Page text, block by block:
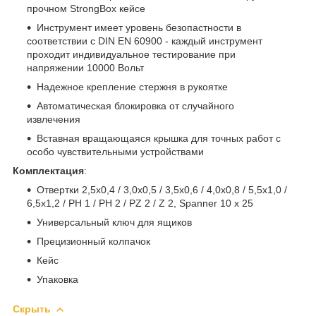
прочном StrongBox кейсе
Инструмент имеет уровень безопастности в
соответствии с DIN EN 60900 - каждый инструмент
проходит индивидуальное тестирование при
напряжении 10000 Вольт
Надежное крепление стержня в рукоятке
Автоматическая блокировка от случайного
извлечения
Вставная вращающаяся крышка для точных работ с
особо чувствительными устройствами
Комплектация:
Отвертки 2,5x0,4 / 3,0x0,5 / 3,5x0,6 / 4,0x0,8 / 5,5x1,0 /
6,5x1,2 / PH 1 / PH 2 / PZ 2 / Z 2, Spanner 10 x 25
Универсальный ключ для ящиков
Прецизионный колпачок
Кейс
Упаковка
Скрыть